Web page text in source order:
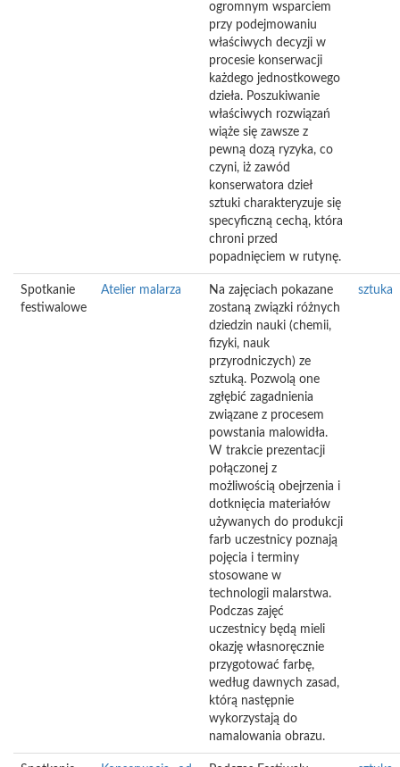
ogromnym wsparciem
przy podejmowaniu
właściwych decyzji w
procesie konserwacji
każdego jednostkowego
dzieła. Poszukiwanie
właściwych rozwiązań
wiąże się zawsze z
pewną dozą ryzyka, co
czyni, iż zawód
konserwatora dzieł
sztuki charakteryzuje się
specyficzną cechą, która
chroni przed
popadnięciem w rutynę.
Spotkanie
festiwalowe
Atelier malarza
Na zajęciach pokazane
zostaną związki różnych
dziedzin nauki (chemii,
fizyki, nauk
przyrodniczych) ze
sztuką. Pozwolą one
zgłębić zagadnienia
związane z procesem
powstania malowidła.
W trakcie prezentacji
połączonej z
możliwością obejrzenia i
dotknięcia materiałów
używanych do produkcji
farb uczestnicy poznają
pojęcia i terminy
stosowane w
technologii malarstwa.
Podczas zajęć
uczestnicy będą mieli
okazję własnoręcznie
przygotować farbę,
według dawnych zasad,
którą następnie
wykorzystają do
namalowania obrazu.
sztuka